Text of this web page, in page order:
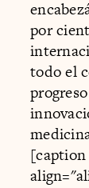
por
todo el
[caption